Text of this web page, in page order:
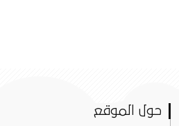
حول الموقع